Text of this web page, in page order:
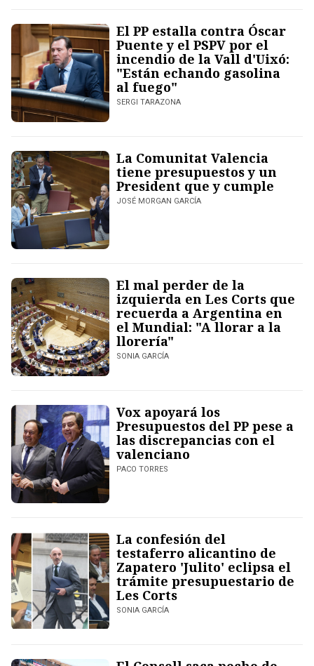
El PP estalla contra Óscar
Puente y el PSPV por el
incendio de la Vall d'Uixó:
"Están echando gasolina
al fuego"
SERGI TARAZONA
La Comunitat Valencia
tiene presupuestos y un
President que y cumple
JOSÉ MORGAN GARCÍA
El mal perder de la
izquierda en Les Corts que
recuerda a Argentina en
el Mundial: "A llorar a la
llorería"
SONIA GARCÍA
Vox apoyará los
Presupuestos del PP pese a
las discrepancias con el
valenciano
PACO TORRES
La confesión del
testaferro alicantino de
Zapatero 'Julito' eclipsa el
trámite presupuestario de
Les Corts
SONIA GARCÍA